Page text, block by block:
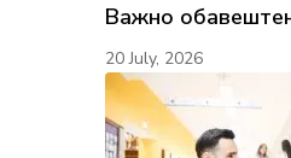
Важно
20 July, 2026